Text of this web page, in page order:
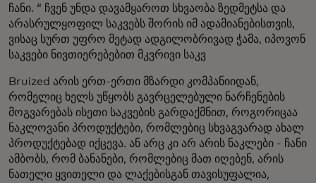
ჩანი. “ ჩვენ უნდა დავამყაროთ სხვაობა ზედმეტსა და
არასრულყოფილ საკვებს შორის იმ ადამიანებისთვის,
ვისაც სურთ უფრო მეტად ადგილობრივად ჭამა, იპოვონ
საკვები ნივთიერებებით მკვრივი საკვ
Bruized არის ერთ-ერთი მზარდი კომპანიიდან,
რომელიც ხელს უწყობს გავრცელებული ნარჩენების
მოგვარებას ისეთი საკვების გარდაქმნით, როგორიცაა
ნაკლოვანი პროდუქტები, რომლებიც სხვაგვარად ახალ
პროდუქტებად იქცევა. ან არც კი არ არის ნაკლები - ჩანი
ამბობს, რომ ბანანები, რომლებიც მათ იღებენ, არის
ნათელი ყვითელი და ლაქებისგან თავისუფალია,